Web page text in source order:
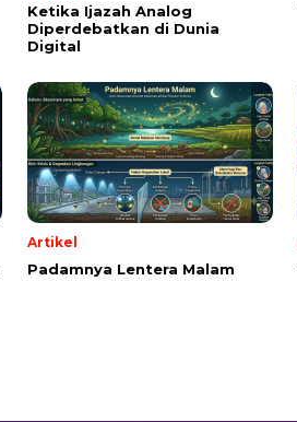
Ketika Ijazah Analog
Diperdebatkan di Dunia
Digital
Artikel
Padamnya Lentera Malam